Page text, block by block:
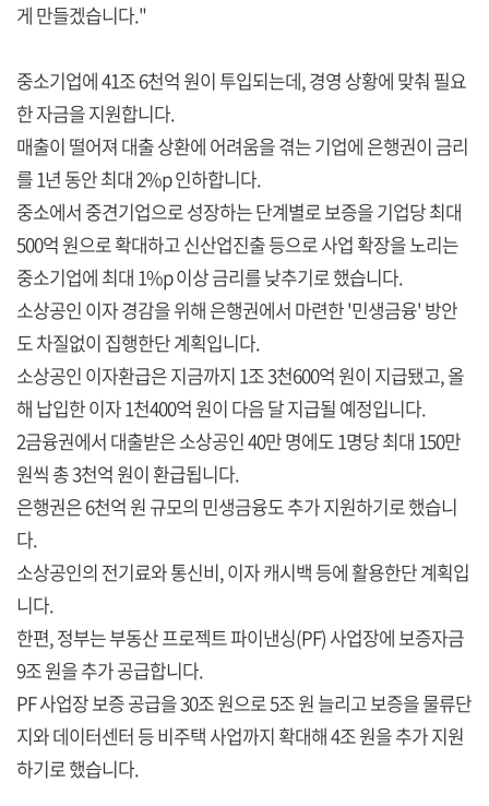
게 만들겠습니다."
중소기업에 41조 6천억 원이 투입되는데, 경영 상황에 맞춰 필요
한 자금을 지원합니다.
매출이 떨어져 대출 상환에 어려움을 겪는 기업에 은행권이 금리
를 1년 동안 최대 2%p 인하합니다.
중소에서 중견기업으로 성장하는 단계별로 보증을 기업당 최대
500억 원으로 확대하고 신산업진출 등으로 사업 확장을 노리는
중소기업에 최대 1%p 이상 금리를 낮추기로 했습니다.
소상공인 이자 경감을 위해 은행권에서 마련한 '민생금융' 방안
도 차질없이 집행한단 계획입니다.
소상공인 이자환급은 지금까지 1조 3천600억 원이 지급됐고, 올
해 납입한 이자 1천400억 원이 다음 달 지급될 예정입니다.
2금융권에서 대출받은 소상공인 40만 명에도 1명당 최대 150만
원씩 총 3천억 원이 환급됩니다.
은행권은 6천억 원 규모의 민생금융도 추가 지원하기로 했습니
다.
소상공인의 전기료와 통신비, 이자 캐시백 등에 활용한단 계획입
니다.
한편, 정부는 부동산 프로젝트 파이낸싱(PF) 사업장에 보증자금
9조 원을 추가 공급합니다.
PF 사업장 보증 공급을 30조 원으로 5조 원 늘리고 보증을 물류단
지와 데이터센터 등 비주택 사업까지 확대해 4조 원을 추가 지원
하기로 했습니다.